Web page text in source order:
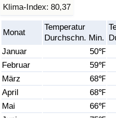
Klima-Index: 80,37
Monat
Temperatur
Durchschn. Min.
Januar
50℉
Februar
59℉
März
68℉
April
68℉
Mai
66℉
Lebenshaltungskosten-Index
Lebenshaltungskosten-Index
Lebenshaltungskosten-Index
in Akaba
Immobilienpreis-Index
Immobilienpreis-Index
Immobilienpreis-Index nach
Lebensqualität-Index
Lebensqualität-Index
Lebensqualitätsindex nach
Kriminalität
Kriminalitäts-Index (aktuell)